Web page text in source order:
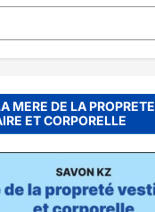
MERE DE LA PROPRETE
ET CORPORELLE